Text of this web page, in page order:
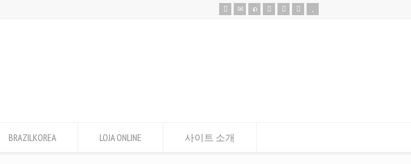
BRAZILKOREA LOJA ONLINE 사이트 소개